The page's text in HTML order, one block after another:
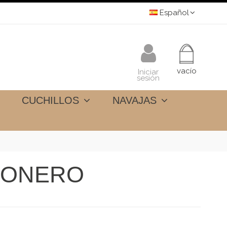
Español
vacío
Iniciar
sesión
CUCHILLOS NAVAJAS